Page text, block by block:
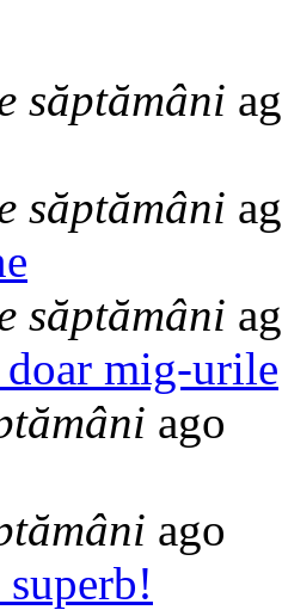
săptămâni
săptămâni
săptămâni
mig-urile
ago
ago